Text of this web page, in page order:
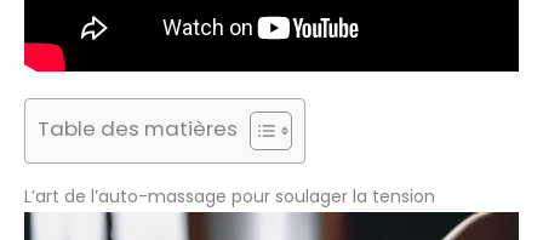
Table des matières
L’art de l’auto-massage pour soulager la tension